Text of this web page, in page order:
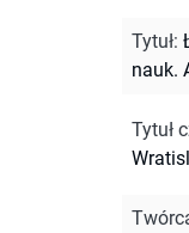
Tytuł:
nauk.
Tytuł